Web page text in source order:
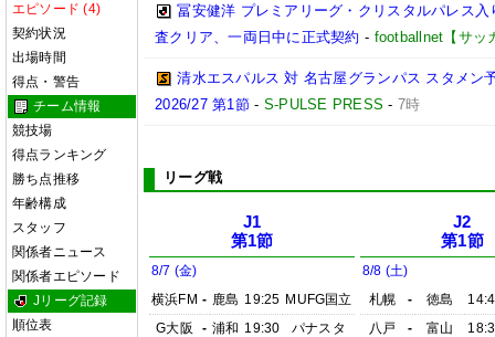
エピソード (4)
契約状況
出場時間
得点・警告
チーム情報
競技場
得点ランキング
勝ち点推移
年齢構成
スタッフ
関係者ニュース
関係者エピソード
Jリーグ記録
順位表
冨安健洋 プレミアリーグ・クリスタルパレス
査クリア、一両日中に正式契約 - footballnet【サッ
清水エスパルス 対 名古屋グランパス スタメン
2026/27 第1節 - S-PULSE PRESS -7時
リーグ戦
J1
第1節
8/7 (金)
横浜FM - 鹿島 19:25 MUFG国立
G大阪
- 浦和 19:30
パナスタ
J2
第1節
8/8 (土)
札幌
- 徳島
八戸
- 富山